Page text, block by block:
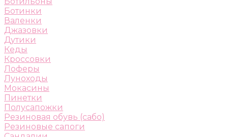
Ботинки
Валенки
Джазовки
Дутики
Кеды
Кроссовки
Лоферы
Луноходы
Мокасины
Пинетки
Полусапожки
Резиновая обувь (сабо)
Резиновые сапоги